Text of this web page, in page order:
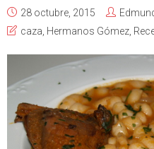
28 octubre, 2015
caza, Hermanos Gómez,